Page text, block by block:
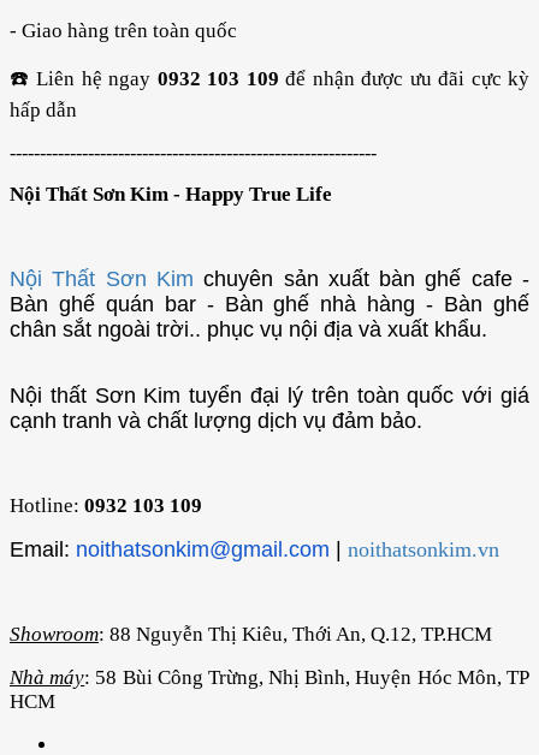
- Giao hàng trên toàn quốc
☎️ Liên hệ ngay 0932 103 109 để nhận được ưu đãi cực kỳ
hấp dẫn
-------------------------------------------------------------
Nội Thất Sơn Kim - Happy True Life
Nội Thất Sơn Kim chuyên sản xuất bàn ghế cafe -
Bàn ghế quán bar - Bàn ghế nhà hàng - Bàn ghế
chân sắt ngoài trời.. phục vụ nội địa và xuất khẩu.
Nội thất Sơn Kim tuyển đại lý trên toàn quốc với giá
cạnh tranh và chất lượng dịch vụ đảm bảo.
Hotline: 0932 103 109
Email: noithatsonkim@gmail.com | noithatsonkim.vn
Showroom: 88 Nguyễn Thị Kiêu, Thới An, Q.12, TP.HCM
Nhà máy: 58 Bùi Công Trừng, Nhị Bình, Huyện Hóc Môn, TP
HCM